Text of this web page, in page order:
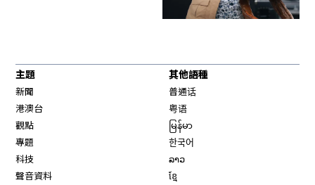
主題
新聞
港澳台
觀點
專題
科技
聲音資料
其他語種
普通话
粤语
မြန်မာ
한국어
ລາວ
ខ្មែ